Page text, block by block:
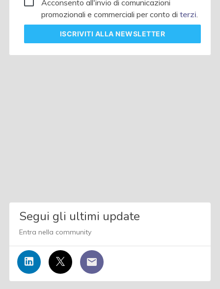
Acconsento all'invio di comunicazioni
promozionali e commerciali per conto diterzi.
ISCRIVITI ALLA NEWSLETTER
Segui gli ultimi update
Entra nella community